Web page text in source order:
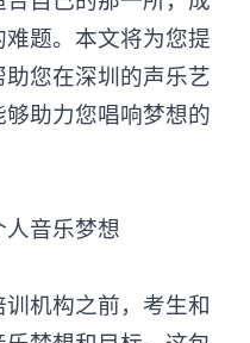
自己的那一所，成
题。本文将为您提
您在深圳的声乐艺
助力您唱响梦想的
音乐梦想‌
机构之前，考生和